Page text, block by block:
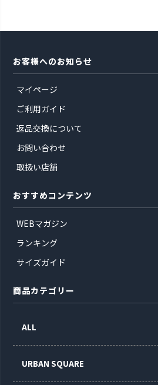
お客様へのお知らせ
マイページ
ご利用ガイド
返品交換について
お問い合わせ
取扱い店舗
おすすめコンテンツ
WEBマガジン
ランキング
サイズガイド
商品カテゴリー
ALL
URBAN SQUARE